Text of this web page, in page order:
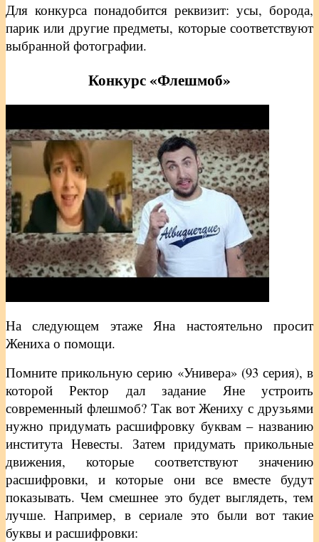
Для конкурса понадобится реквизит: усы, борода,
парик или другие предметы, которые соответствуют
выбранной фотографии.
Конкурс «Флешмоб»
На следующем этаже Яна настоятельно просит
Жениха о помощи.
Помните прикольную серию «Универа» (93 серия), в
которой Ректор дал задание Яне устроить
современный флешмоб? Так вот Жениху с друзьями
нужно придумать расшифровку буквам – названию
института Невесты. Затем придумать прикольные
движения, которые соответствуют значению
расшифровки, и которые они все вместе будут
показывать. Чем смешнее это будет выглядеть, тем
лучше. Например, в сериале это были вот такие
буквы и расшифровки: